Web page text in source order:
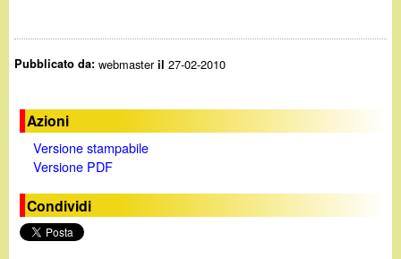
Pubblicato da:webmasteril 27-02-2010
Azioni
Versione stampabile
Versione PDF
Condividi